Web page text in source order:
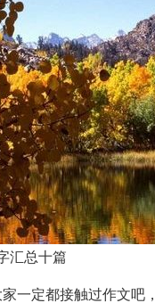
汇总十篇
一定都接触过作文吧